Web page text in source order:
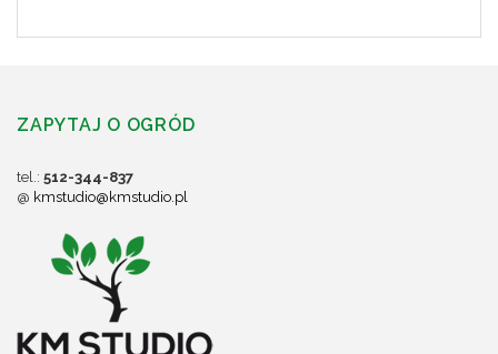
ZAPYTAJ O OGRÓD
tel.: 512-344-837
@ kmstudio@kmstudio.pl